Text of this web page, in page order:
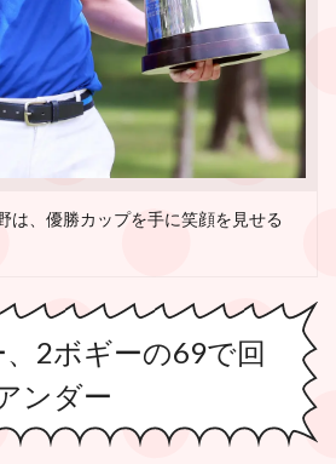
は、優勝カップを手に笑顔を見せる
2ボギーの69で回
ンダー